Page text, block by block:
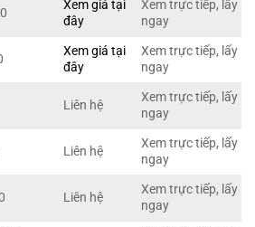
Xem giá tại
đây
Xem trực tiếp, lấy
ngay
Xem giá tại
đây
Xem trực tiếp, lấy
ngay
Liên hệ
Xem trực tiếp, lấy
ngay
Liên hệ
Xem trực tiếp, lấy
ngay
Liên hệ
Xem trực tiếp, lấy
ngay